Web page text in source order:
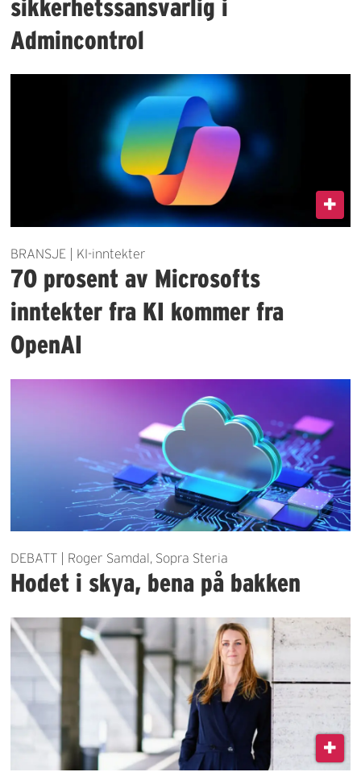
sikkerhetssansvarlig i
Admincontrol
BRANSJE | KI-inntekter
70 prosent av Microsofts
inntekter fra KI kommer fra
OpenAI
DEBATT | Roger Samdal, Sopra Steria
Hodet i skya, bena på bakken